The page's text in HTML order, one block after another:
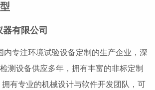
有限公司
专注环境试验设备定制的生产企业，深
测设备供应多年，拥有丰富的非标定制
有专业的机械设计与软件开发团队，可